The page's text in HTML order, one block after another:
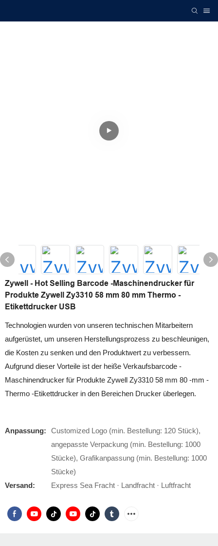
Zywell - Hot Selling Barcode -Maschinendrucker für
Produkte Zywell Zy3310 58 mm 80 mm Thermo -
Etikettdrucker USB
Technologien wurden von unseren technischen Mitarbeitern
aufgerüstet, um unseren Herstellungsprozess zu beschleunigen,
die Kosten zu senken und den Produktwert zu verbessern.
Aufgrund dieser Vorteile ist der heiße Verkaufsbarcode -
Maschinendrucker für Produkte Zywell Zy3310 58 mm 80 -mm -
Thermo -Etikettdrucker in den Bereichen Drucker überlegen.
Anpassung:
Customized Logo (min. Bestellung: 120 Stück),
angepasste Verpackung (min. Bestellung: 1000
Stücke), Grafikanpassung (min. Bestellung: 1000
Stücke)
Versand:
Express Sea Fracht · Landfracht · Luftfracht